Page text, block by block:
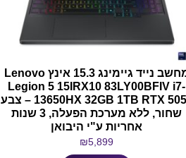
מחשב נייד גיימינג 15.3 אינץ Lenovo
Legion 5 15IRX10 83LY00BFIV i7-
13650HX 32GB 1TB RTX 5050 – צבע
שחור, ללא מערכת הפעלה, 3 שנות
אחריות ע"י היבואן
₪5,899